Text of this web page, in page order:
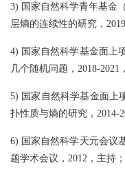
3) 国家自然科学青年基金
层熵的连续性的研究，
4) 国家自然科学基金面上
几个随机问题，2018-2021
5) 国家自然科学基金面上
扑性质与熵的研究，2014-
6) 国家自然科学天元会议
题学术会议，2012，主持；